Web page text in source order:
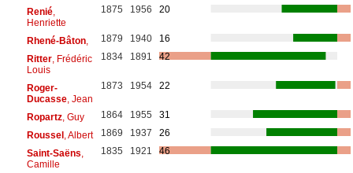
Renié,
Henriette
1875 1956 20
Rhené-Bâton, 1879 1940
16
Ritter, Frédéric
Louis
1834 1891 42
Roger-
Ducasse, Jean
1873 1954 22
Ropartz, Guy 1864 1955
31
Roussel, Albert 1869 1937
26
Saint-Saëns
Camille
1835 1921 46